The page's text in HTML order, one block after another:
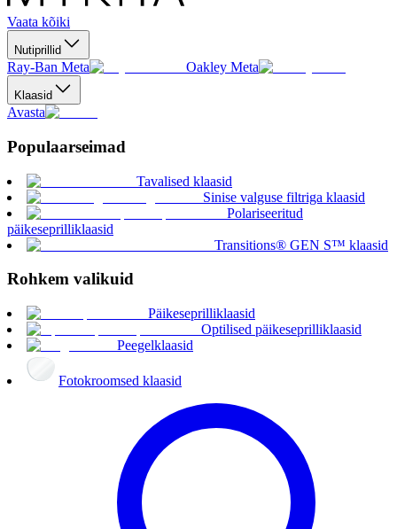
Vaata kõiki
Nutiprillid
Ray-Ban Meta Oakley Meta
Klaasid
Avasta
Populaarseimad
Tavalised klaasid
Sinise valguse filtriga klaasid
Polariseeritud
päikeseprilliklaasid
Transitions® GEN S™ klaasid
Rohkem valikuid
Päikeseprilliklaasid
Optilised päikeseprilliklaasid
Peegelklaasid
Fotokroomsed klaasid